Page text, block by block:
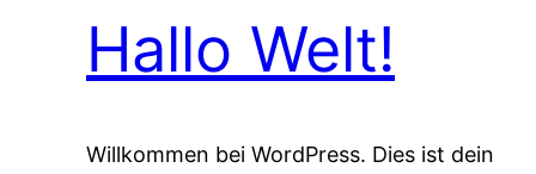
Hallo Welt!
Willkommen bei WordPress. Dies ist dein